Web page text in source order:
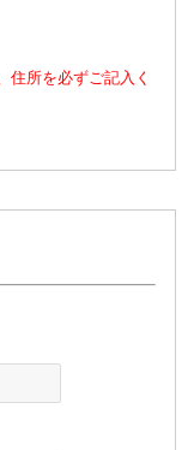
住所を必ずご記入く